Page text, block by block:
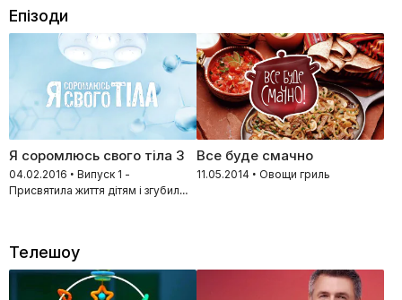
Епізоди
Я соромлюсь свого тіла 3
04.02.2016 • Випуск 1 -
Присвятила життя дітям і згубила
Все буде смачно
11.05.2014 • Овощи гриль
Телешоу